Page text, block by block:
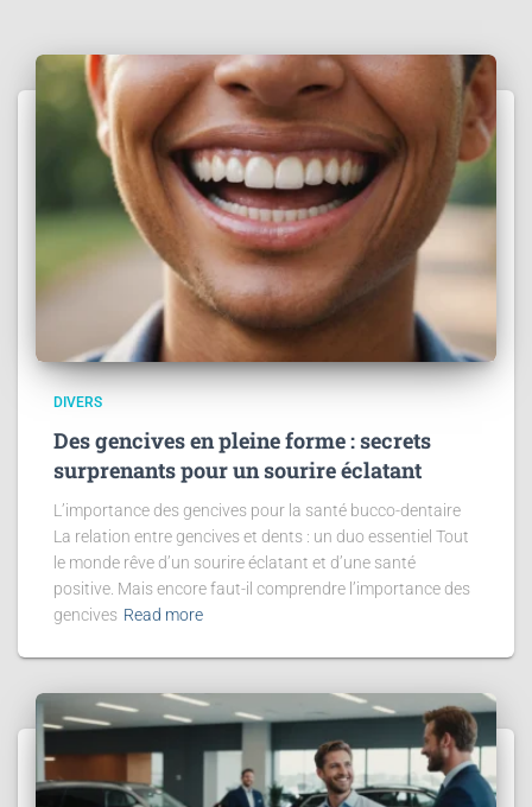
DIVERS
Des gencives en pleine forme : secrets
surprenants pour un sourire éclatant
L’importance des gencives pour la santé bucco-dentaire
La relation entre gencives et dents : un duo essentiel Tout
le monde rêve d’un sourire éclatant et d’une santé
positive. Mais encore faut-il comprendre l’importance des
gencives Read more